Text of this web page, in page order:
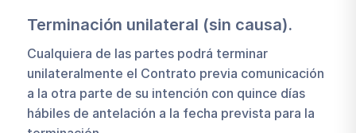
Terminación unilateral (sin causa).
Cualquiera de las partes podrá terminar
unilateralmente el Contrato previa comunicación
a la otra parte de su intención con quince días
hábiles de antelación a la fecha prevista para la